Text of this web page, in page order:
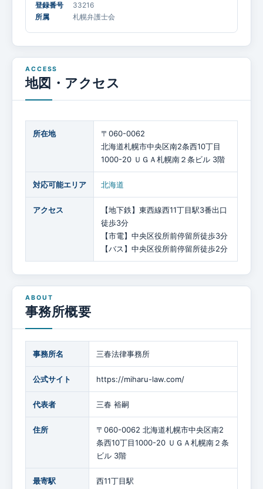
登録番号
33216
所属
札幌弁護士会
地図・アクセス
所在地
〒060-0062
北海道札幌市中央区南2条西10丁目
1000-20 ＵＧＡ札幌南２条ビル 3階
対応可能エリア 北海道
アクセス
【地下鉄】東西線西11丁目駅3番出口
徒歩3分
【市電】中央区役所前停留所徒歩3分
【バス】中央区役所前停留所徒歩2分
事務所概要
事務所名 三春法律事務所
公式サイト https://miharu-law.com/
代表者 三春 裕嗣
住所
〒060-0062 北海道札幌市中央区南2
条西10丁目1000-20 ＵＧＡ札幌南２条
ビル 3階
最寄駅 西11丁目駅